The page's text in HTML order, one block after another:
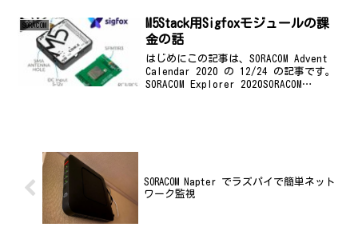
例外ではなく、また、自宅だけでなく、
実家のネットワーク...
SORACOM
M5Stack用Sigfoxモジュールの課
金の話
はじめにこの記事は、SORACOM Advent
Calendar 2020 の 12/24 の記事です。
SORACOM Explorer 2020SORACOM
SORACOM Napter でラズパイで簡単ネット
ワーク監視